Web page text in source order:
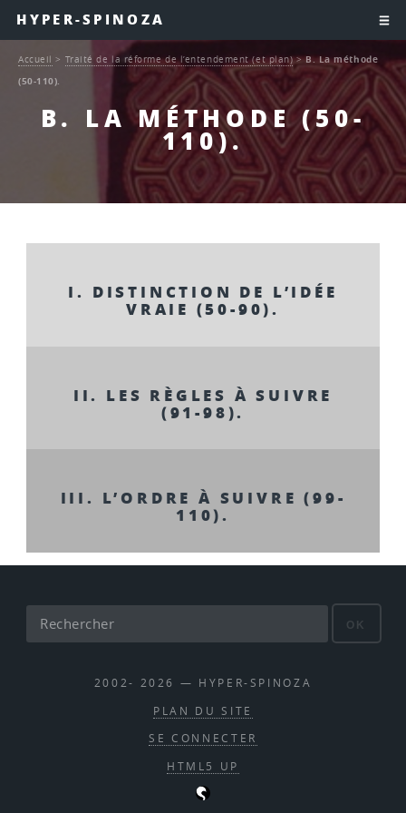
HYPER-SPINOZA
B. LA MÉTHODE (50-
110).
Accueil > Traité de la réforme de l’entendement (et plan)>B. La méthode
(50-110).
I. DISTINCTION DE L’IDÉE
VRAIE (50-90).
II. LES RÈGLES À SUIVRE
(91-98).
III. L’ORDRE À SUIVRE (99-
110).
OK
2002- 2026 — HYPER-SPINOZA
PLAN DU SITE
SE CONNECTER
HTML5 UP